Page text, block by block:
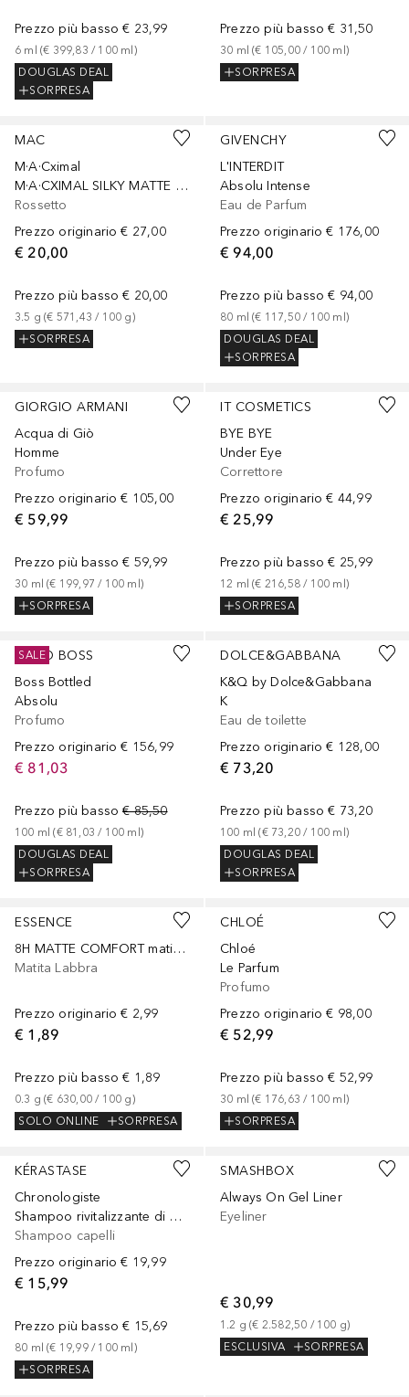
Prezzo più basso € 23,99
6 ml (€ 399,83 / 100 ml )
DOUGLAS DEAL
SORPRESA
Prezzo più basso € 31,50
30 ml (€ 105,00 / 100 ml )
SORPRESA
MAC
M·A·Cximal
M·A·CXIMAL SILKY MATTE LIPSTICK
Rossetto
Prezzo originario € 27,00
€ 20,00
Prezzo più basso € 20,00
3.5 g (€ 571,43 / 100 g)
SORPRESA
+36
GIVENCHY
L'INTERDIT
Absolu Intense
Eau de Parfum
Prezzo originario € 176,00
€ 94,00
Prezzo più basso € 94,00
80 ml (€ 117,50 / 100 ml )
DOUGLAS DEAL
SORPRESA
GIORGIO ARMANI
Acqua di Giò
Homme
Profumo
Prezzo originario € 105,00
€ 59,99
Prezzo più basso € 59,99
30 ml (€ 199,97 / 100 ml )
SORPRESA
IT COSMETICS
BYE BYE
Under Eye
Correttore
Prezzo originario € 44,99
€ 25,99
Prezzo più basso € 25,99
12 ml (€ 216,58 / 100 ml )
SORPRESA
+18
HUGO BOSS
Boss Bottled
Absolu
Profumo
Prezzo originario € 156,99
€ 81,03
Prezzo più basso € 85,50
100 ml (€ 81,03 / 100 ml )
DOUGLAS DEAL
SORPRESA
SALE
DOLCE&GABBANA
K&Q by Dolce&Gabbana
K
Eau de toilette
Prezzo originario € 128,00
€ 73,20
Prezzo più basso € 73,20
100 ml (€ 73,20 / 100 ml )
DOUGLAS DEAL
SORPRESA
ESSENCE
8H MATTE COMFORT matita labbra
Matita Labbra
Prezzo originario € 2,99
€ 1,89
Prezzo più basso € 1,89
0.3 g (€ 630,00 / 100 g)
SOLO ONLINE
SORPRESA
+10
CHLOÉ
Chloé
Le Parfum
Profumo
Prezzo originario € 98,00
€ 52,99
Prezzo più basso € 52,99
30 ml (€ 176,63 / 100 ml )
SORPRESA
KÉRASTASE
Chronologiste
Shampoo rivitalizzante di giovinezza per tutti i tipi di capelli
Shampoo capelli
Prezzo originario € 19,99
€ 15,99
Prezzo più basso € 15,69
80 ml (€ 19,99 / 100 ml )
SORPRESA
SMASHBOX
Always On Gel Liner
Eyeliner
€ 30,99
1.2 g (€ 2.582,50 / 100 g)
ESCLUSIVA
SORPRESA
+21